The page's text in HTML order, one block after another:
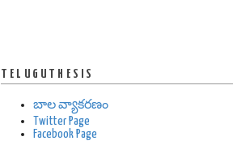
TELUGUTHESIS
బాల వ్యాకరణం
Twitter Page
Facebook Page